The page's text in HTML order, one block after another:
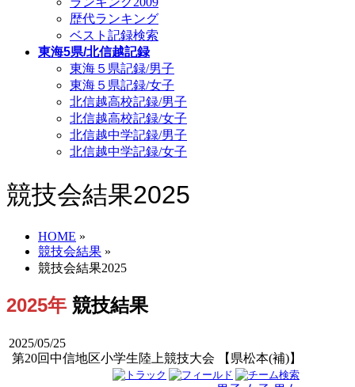
歴代ランキング
ベスト記録検索
東海5県/北信越記録
東海５県記録/男子
東海５県記録/女子
北信越高校記録/男子
北信越高校記録/女子
北信越中学記録/男子
北信越中学記録/女子
競技会結果2025
HOME »
競技会結果 »
競技会結果2025
2025年 競技結果
2025/05/25
第20回中信地区小学生陸上競技大会 【県松本(補)】